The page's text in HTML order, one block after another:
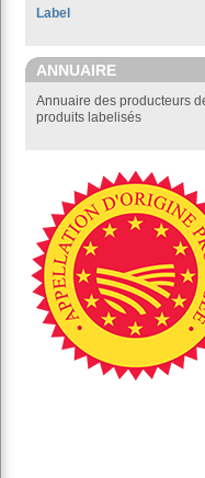
Label
ANNUAIRE
Annuaire des producteurs
produits labelisés